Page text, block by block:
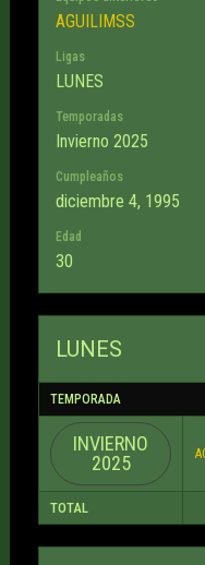
AGUILIMSS
Ligas
LUNES
Temporadas
Invierno 2025
Cumpleaños
diciembre 4, 1995
Edad
30
LUNES
TEMPORADA
INVIERNO
2025
TOTAL